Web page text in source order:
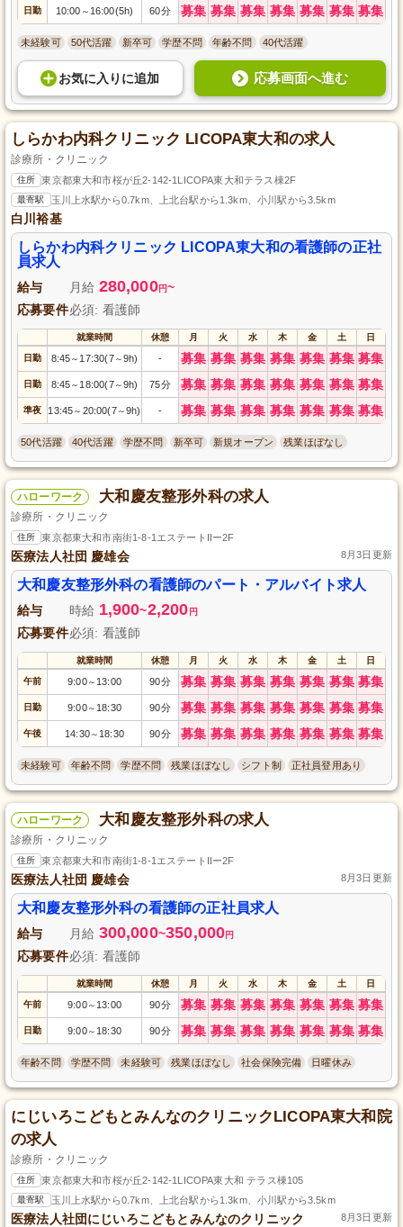
日勤 10:00 ～ 16:00(5h) 60分 募集 募集 募集 募集 募集 募集 募集
未経験可 50代活躍 新卒可 学歴不問 年齢不問 40代活躍
お気に入り に追加 応募画面へ進む
しらかわ内科クリニック LICOPA東大和の求人
診療所・クリニック
住所 東京都東大和市桜が丘2-142-1LICOPA東大和テラス棟2F
最寄駅 玉川上水駅から0.7km、上北台駅から1.3km、小川駅から3.5km
白川裕基
しらかわ内科クリニック LICOPA東大和の看護師の正社
員求人
給与 月給 280,000円~
応募要件必須: 看護師
就業時間 休憩 月 火 水 木 金 土 日
日勤 8:45～ 17:30(7～9h) - 募集 募集 募集 募集 募集 募集 募集
日勤 8:45～ 18:00(7～9h) 75分 募集 募集 募集 募集 募集 募集 募集
準夜 13:45～ 20:00(7～9h) - 募集 募集 募集 募集 募集 募集 募集
50代活躍 40代活躍 学歴不問 新卒可 新規オープン 残業ほぼなし
ハローワーク 大和慶友整形外科の求人
診療所・クリニック
住所 東京都東大和市南街1-8-1エステートIIー2F
医療法人社団 慶雄会 8月3日更新
大和慶友整形外科の看護師のパート・アルバイト求人
給与 時給 1,900~2,200 円
応募要件必須: 看護師
就業時間 休憩 月 火 水 木 金 土 日
午前 9:00～ 13:00 90分 募集 募集 募集 募集 募集 募集 募集
日勤 9:00～ 18:30 90分 募集 募集 募集 募集 募集 募集 募集
午後 14:30～ 18:30 90分 募集 募集 募集 募集 募集 募集 募集
未経験可 年齢不問 学歴不問 残業ほぼなし シフト制 正社員登用あり
ハローワーク 大和慶友整形外科の求人
診療所・クリニック
住所 東京都東大和市南街1-8-1エステートIIー2F
医療法人社団 慶雄会 8月3日更新
大和慶友整形外科の看護師の正社員求人
給与 月給 300,000~350,000円
応募要件必須: 看護師
就業時間 休憩 月 火 水 木 金 土 日
午前 9:00～ 13:00 90分 募集 募集 募集 募集 募集 募集 募集
日勤 9:00～ 18:30 90分 募集 募集 募集 募集 募集 募集 募集
年齢不問 学歴不問 未経験可 残業ほぼなし 社会保険完備 日曜休み
にじいろこどもとみんなのクリニックLICOPA東大和院
の求人
診療所・クリニック
住所 東京都東大和市桜が丘2-142-1LICOPA東大和 テラス棟105
最寄駅 玉川上水駅から0.7km、上北台駅から1.3km、小川駅から3.5km
医療法人社団にじいろこどもとみんなのクリニック 8月3日更新